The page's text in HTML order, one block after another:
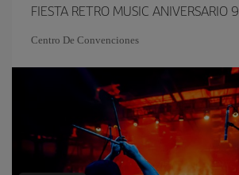
FIESTA RETRO MUSIC ANIVERSARIO 9
Centro De Convenciones